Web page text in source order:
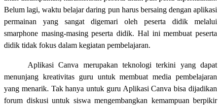
Belum lagi, waktu belajar daring pun harus bersaing dengan aplikasi
permainan yang sangat digemari oleh peserta didik melalui
smarphone masing-masing peserta didik. Hal ini membuat peserta
didik tidak fokus dalam kegiatan pembelajaran.
Aplikasi Canva merupakan teknologi terkini yang dapat
menunjang kreativitas guru untuk membuat media pembelajaran
yang menarik. Tak hanya untuk guru Aplikasi Canva bisa dijadikan
forum diskusi untuk siswa mengembangkan kemampuan berpikir